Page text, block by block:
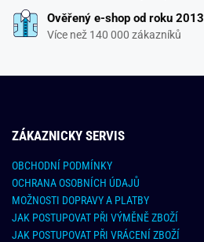
Ověřený e-shop od roku 2013
Více než 140 000 zákazníků
ZÁKAZNICKY SERVIS
OBCHODNÍ PODMÍNKY
OCHRANA OSOBNÍCH ÚDAJŮ
MOŽNOSTI DOPRAVY A PLATBY
JAK POSTUPOVAT PŘI VÝMĚNĚ ZBOŽÍ
JAK POSTUPOVAT PŘI VRÁCENÍ ZBOŽÍ